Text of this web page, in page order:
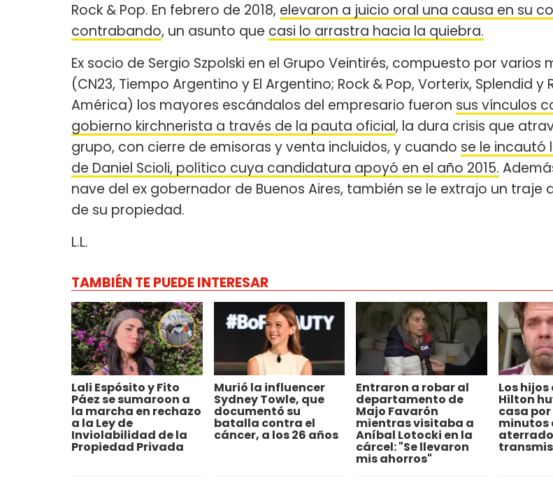
Rock & Pop. En febrero de 2018, elevaron a juicio oral una causa en su
contrabando, un asunto que casi lo arrastra hacia la quiebra.
Ex socio de Sergio Szpolski en el Grupo Veintirés, compuesto por varios
(CN23, Tiempo Argentino y El Argentino; Rock & Pop, Vorterix, Splendid y
América) los mayores escándalos del empresario fueron sus vínculos
gobierno kirchnerista a través de la pauta oficial, la dura crisis que
grupo, con cierre de emisoras y venta incluidos, y cuando se le incautó
de Daniel Scioli, político cuya candidatura apoyó en el año 2015.
nave del ex gobernador de Buenos Aires, también se le extrajo un traje
de su propiedad.
L.L.
TAMBIÉN TE PUEDE INTERESAR
Lali Espósito y Fito
Páez se sumaroon a
la marcha en rechazo
a la Ley de
Inviolabilidad de la
Propiedad Privada
Murió la influencer
Sydney Towle, que
documentó su
batalla contra el
cáncer, a los 26 años
Entraron a robar al
departamento de
Majo Favarón
mientras visitaba a
Aníbal Lotocki en la
cárcel: "Se llevaron
mis ahorros"
Los hijos
Hilton
casa
minutos